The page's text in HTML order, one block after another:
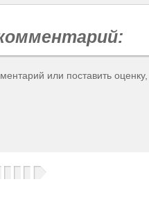
или поставить